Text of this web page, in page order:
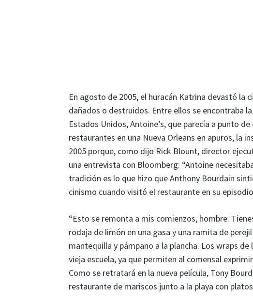
En agosto de 2005, el huracán Katrina devastó la
dañados o destruidos. Entre ellos se encontraba
Estados Unidos, Antoine’s, que parecía a punto
restaurantes en una Nueva Orleans en apuros, la
2005 porque, como dijo Rick Blount, director
una entrevista con Bloomberg: “Antoine
tradición es lo que hizo que Anthony Bourdain
cinismo cuando visitó el restaurante en su
“Esto se remonta a mis comienzos, hombre.
rodaja de limón en una gasa y una ramita de
mantequilla y pámpano a la plancha. Los wraps
vieja escuela, ya que permiten al comensal
Como se retratará en la nueva película, Tony
restaurante de mariscos junto a la playa con